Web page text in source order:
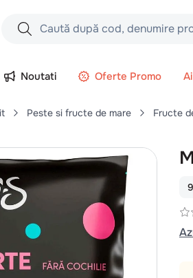
Caută după cod, denumire produs,
Căutări populare
3. pui
5.
. ceafa
8 . aripi
Noutati Oferte Promo
Peste si fructe de mare Fructe